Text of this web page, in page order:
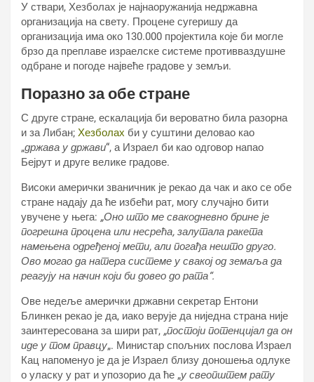
У ствари, Хезболах је најнаоружанија недржавна
организација на свету. Процене сугеришу да
организација има око 130.000 пројектила које би могле
брзо да преплаве израелске системе противваздушне
одбране и погоде највеће градове у земљи.
Поразно за обе стране
С друге стране, ескалација би вероватно била разорна
и за Либан; Хезболах би у суштини деловао као
„држава у држави“, а Израел би као одговор напао
Бејрут и друге велике градове.
Високи амерички званичник је рекао да чак и ако се обе
стране надају да ће избећи рат, могу случајно бити
увучене у њега: „Оно што ме свакодневно брине је
погрешна процена или несрећа, залутала ракета
намењена одређеној мети, али погађа нешто друго.
Ово могао да натера системе у свакој од земаља да
реагују на начин који би довео до рата“.
Ове недеље амерички државни секретар Ентони
Блинкен рекао је да, иако верује да ниједна страна није
заинтересована за шири рат, „постоји потенцијал да он
иде у том правцу„. Министар спољних послова Израел
Кац напоменуо је да је Израел близу доношења одлуке
о уласку у рат и упозорио да ће „у свеопштем рату